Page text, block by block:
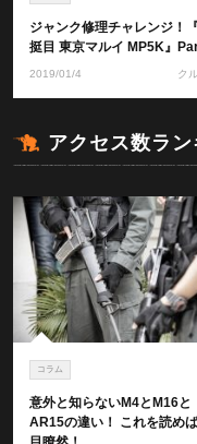
ジャンク修理チャレンジ！
挺目 東京マルイ MP5K』
2019/01/4 ク
アクセス数ラ
コラム
意外と知らないM4とM16と
AR15の違い！ これを読め